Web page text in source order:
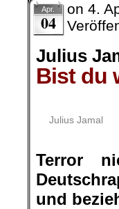
Apr.
04
on 4.
Julius
Bist du
Julius Jamal
Terror
und